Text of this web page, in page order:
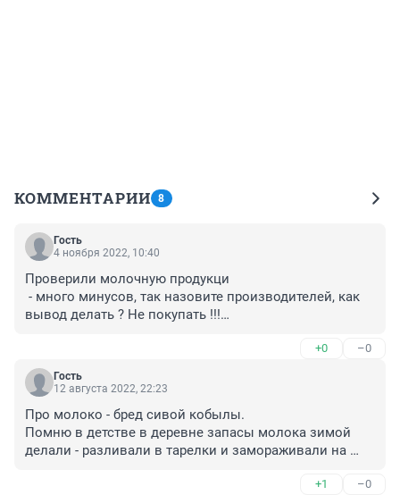
КОММЕНТАРИИ 8
Гость
4 ноября 2022, 10:40
Проверили молочную продукци
- много минусов, так назовите производителей, как
вывод делать ? Не покупать !!!
Продолжаем дальше покупать !?!?!
+0 –0
Гость
12 августа 2022, 22:23
Про молоко - бред сивой кобылы.
Помню в детстве в деревне запасы молока зимой
делали - разливали в тарелки и замораживали на
+1 –0